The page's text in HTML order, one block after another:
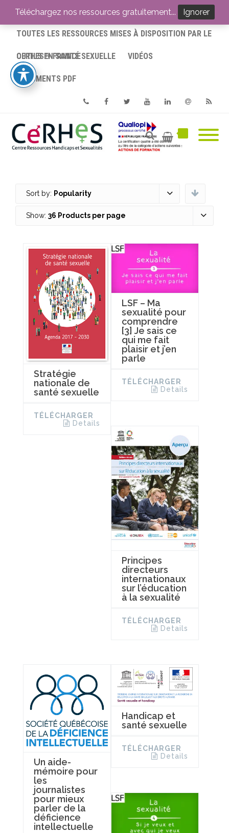
ACCUEIL
TOUTES LES RESSOURCES MISES À DISPOSITION PAR LE
CERHES® FRANCE
OUTILS EN SANTÉ SEXUELLE VIDÉOS
DOCUMENTS PDF
PhoneFacebookTwitterYoutube
Sort by: Popularity
Show: 36 Products per page
Stratégie
nationale de
santé sexuelle
TÉLÉCHARGER
Details
LSF – Ma
sexualité pour
comprendre
[3] Je sais ce
qui me fait
plaisir et j’en
parle
TÉLÉCHARGER
Details
Principes
directeurs
internationaux
sur l’éducation
à la sexualité
TÉLÉCHARGER
Details
Un aide-
mémoire pour
les
journalistes
pour mieux
parler de la
déficience
intellectuelle
Handicap et
santé sexuelle
TÉLÉCHARGER
Details
Téléchargez nos ressources gratuitement... Ignorer